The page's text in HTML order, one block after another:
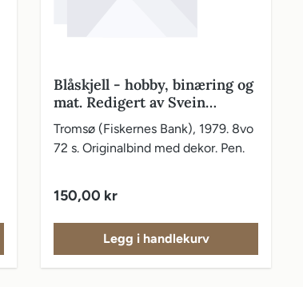
Blåskjell - hobby, binæring og
mat. Redigert av Svein
Kristiansen. Illustrasjoner og
lay-out: Inger Landsem
Danielsen. Fargefoto: Per
Tromsø (Fiskernes Bank), 1979. 8vo
72 s. Originalbind med dekor. Pen.
Vanlig pris:
150,00 kr
Legg i handlekurv